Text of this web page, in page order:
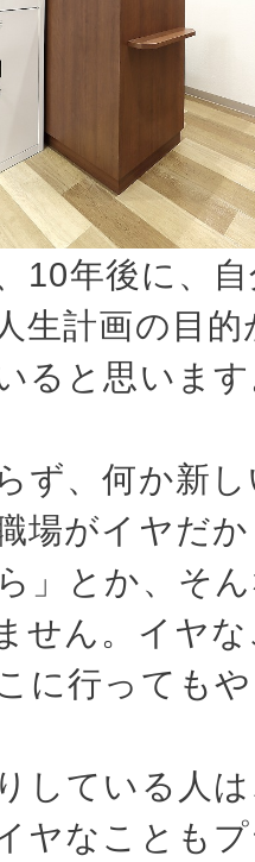
10年後に、
生計画の目
ると思いま
ず、何か新
場がイヤだ
」とか、そ
せん。イヤ
に行っても
している人
ヤなことも